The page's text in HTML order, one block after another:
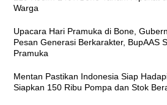
Warga
Upacara Hari Pramuka di Bone,
Pesan Generasi Berkarakter, BupAAS
Pramuka
Mentan Pastikan Indonesia Siap
Siapkan 150 Ribu Pompa dan Stok